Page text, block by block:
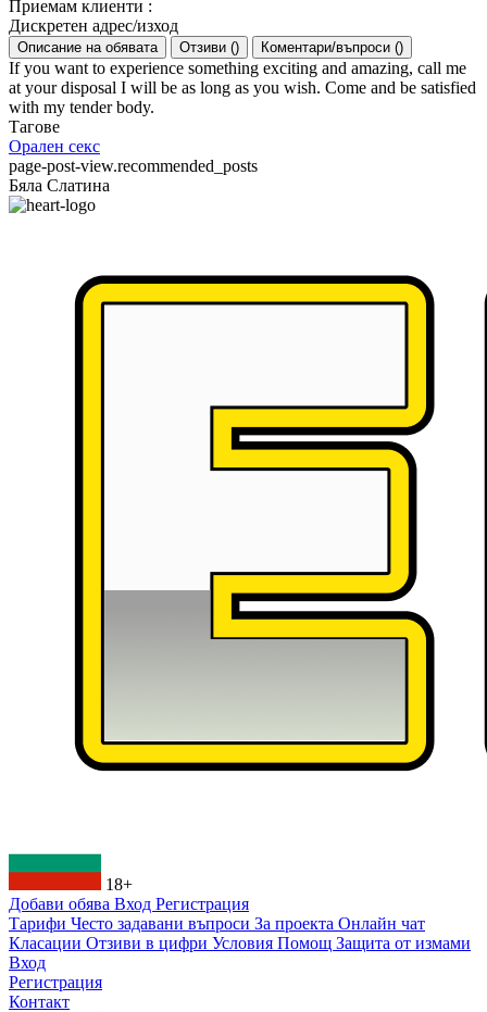
Приемам клиенти :
Дискретен адрес/изход
Описание на обявата Отзиви () Коментари/въпроси ()
If you want to experience something exciting and amazing, call me
at your disposal I will be as long as you wish. Come and be satisfied
with my tender body.
Тагове
Орален секс
page-post-view.recommended_posts
Бяла Слатина
18+
Добави обява Вход Регистрация
Тарифи Често задавани въпроси За проекта Онлайн чат
Класации Отзиви в цифри Условия Помощ Защита от измами
Вход
Регистрация
Контакт